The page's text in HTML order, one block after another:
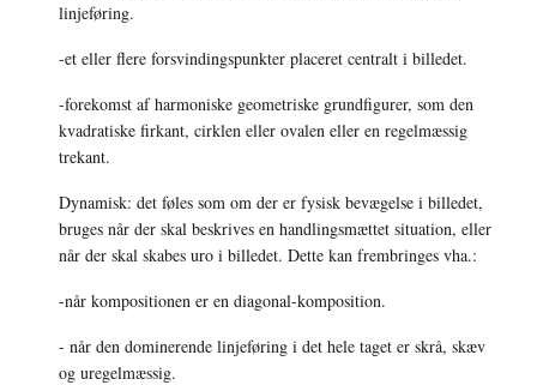
linjeføring.
-et eller flere forsvindingspunkter placeret centralt i billedet.
-forekomst af harmoniske geometriske grundfigurer, som den
kvadratiske firkant, cirklen eller ovalen eller en regelmæssig
trekant.
Dynamisk: det føles som om der er fysisk bevægelse i billedet,
bruges når der skal beskrives en handlingsmættet situation, eller
når der skal skabes uro i billedet. Dette kan frembringes vha.:
-når kompositionen er en diagonal-komposition.
- når den dominerende linjeføring i det hele taget er skrå, skæv
og uregelmæssig.